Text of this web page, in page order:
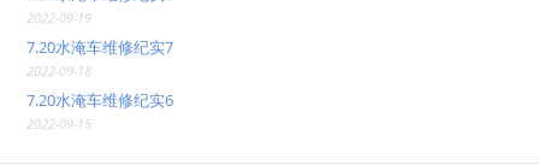
2022-09-19
7.20水淹车维修纪实7
2022-09-18
7.20水淹车维修纪实6
2022-09-15